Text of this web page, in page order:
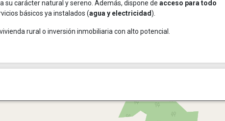
su carácter natural y sereno. Además, dispone de acceso para todo
básicos ya instalados (agua y electricidad).
rural o inversión inmobiliaria con alto potencial.